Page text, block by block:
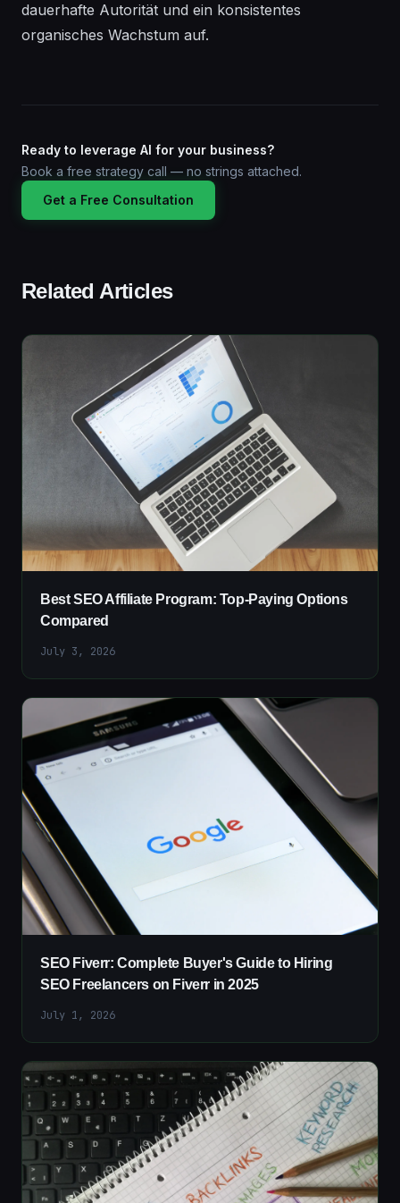
dauerhafte Autorität und ein konsistentes
organisches Wachstum auf.
Ready to leverage AI for your business?
Book a free strategy call — no strings attached.
Get a Free Consultation
Related Articles
Best SEO Affiliate Program: Top-Paying Options
Compared
July 3, 2026
SEO Fiverr: Complete Buyer's Guide to Hiring
SEO Freelancers on Fiverr in 2025
July 1, 2026